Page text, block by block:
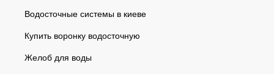
Водосточные системы в киеве
Купить воронку водосточную
Желоб для воды